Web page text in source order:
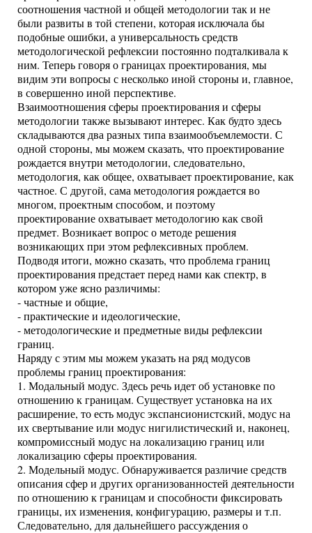
соотношения частной и общей методологии так и не
были развиты в той степени, которая исключала бы
подобные ошибки, а универсальность средств
методологической рефлексии постоянно подталкивала к
ним. Теперь говоря о границах проектирования, мы
видим эти вопросы с несколько иной стороны и, главное,
в совершенно иной перспективе.
Взаимоотношения сферы проектирования и сферы
методологии также вызывают интерес. Как будто здесь
складываются два разных типа взаимообъемлемости. С
одной стороны, мы можем сказать, что проектирование
рождается внутри методологии, следовательно,
методология, как общее, охватывает проектирование, как
частное. С другой, сама методология рождается во
многом, проектным способом, и поэтому
проектирование охватывает методологию как свой
предмет. Возникает вопрос о методе решения
возникающих при этом рефлексивных проблем.
Подводя итоги, можно сказать, что проблема границ
проектирования предстает перед нами как спектр, в
котором уже ясно различимы:
- частные и общие,
- практические и идеологические,
- методологические и предметные виды рефлексии
границ.
Наряду с этим мы можем указать на ряд модусов
проблемы границ проектирования:
1. Модальный модус. Здесь речь идет об установке по
отношению к границам. Существует установка на их
расширение, то есть модус экспансионистский, модус на
их свертывание или модус нигилистический и, наконец,
компромиссный модус на локализацию границ или
локализацию сферы проектирования.
2. Модельный модус. Обнаруживается различие средств
описания сфер и других организованностей деятельности
по отношению к границам и способности фиксировать
границы, их изменения, конфигурацию, размеры и т.п.
Следовательно, для дальнейшего рассуждения о